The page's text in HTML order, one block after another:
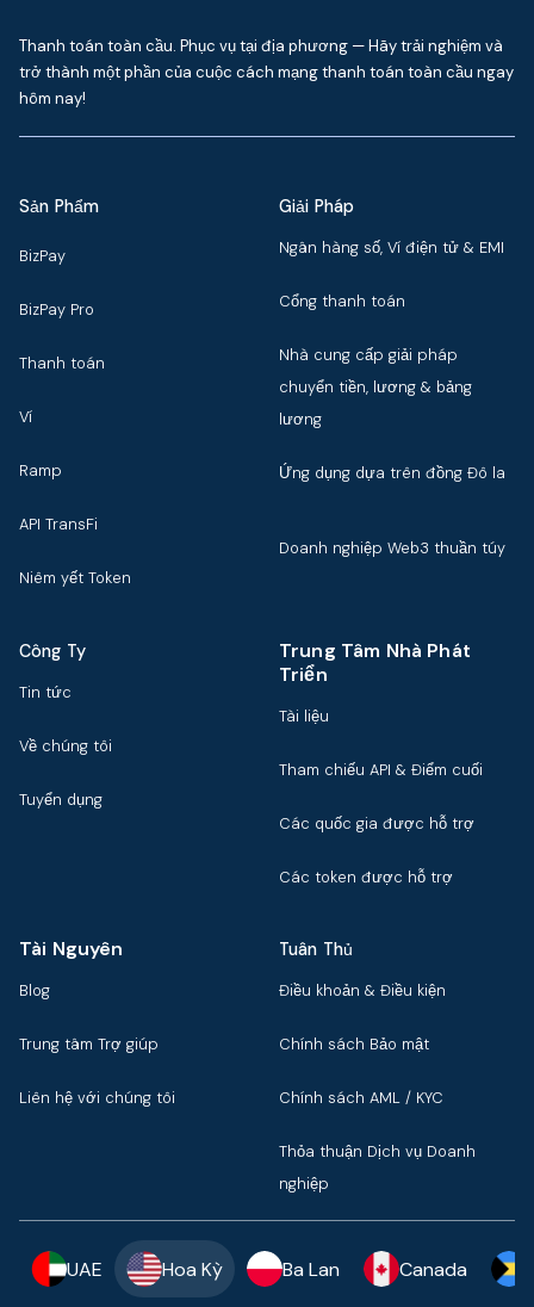
Thanh toán toàn cầu. Phục vụ tại địa phương — Hãy trải nghiệm và
trở thành một phần của cuộc cách mạng thanh toán toàn cầu ngay
hôm nay!
Sản Phẩm
BizPay
BizPay Pro
Thanh toán
Ví
Ramp
API TransFi
Niêm yết Token
Giải Pháp
Ngân hàng số, Ví điện tử & EMI
Cổng thanh toán
Nhà cung cấp giải pháp
chuyển tiền, lương & bảng
lương
Ứng dụng dựa trên đồng Đô la
Doanh nghiệp Web3 thuần túy
Công Ty
Tin tức
Về chúng tôi
Tuyển dụng
Trung Tâm Nhà Phát
Triển
Tài liệu
Tham chiếu API & Điểm cuối
Các quốc gia được hỗ trợ
Các token được hỗ trợ
Tài Nguyên
Blog
Trung tâm Trợ giúp
Liên hệ với chúng tôi
Tuân Thủ
Điều khoản & Điều kiện
Chính sách Bảo mật
Chính sách AML / KYC
Thỏa thuận Dịch vụ Doanh
nghiệp
UAE Hoa Kỳ Ba Lan Canada